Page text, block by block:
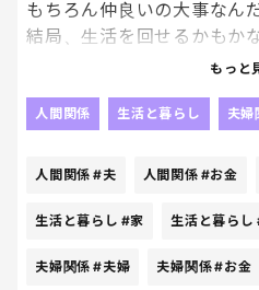
もちろん仲良いの大事なん
結局、生活を回せるかもか
毎日やること多すぎて、恋
子ども見ててくれた
もっと
人間関係 生活と暮らし 夫婦
人間関係 #夫 人間関係 #お金
生活と暮らし #家 生活と暮らし
夫婦関係 #夫婦 夫婦関係#お金